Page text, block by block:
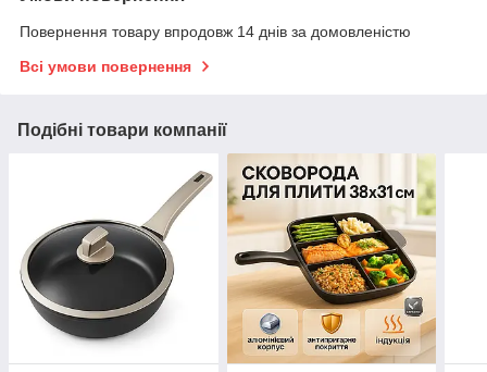
Повернення товару впродовж 14 днів за домовленістю
Всі умови повернення
Подібні товари компанії